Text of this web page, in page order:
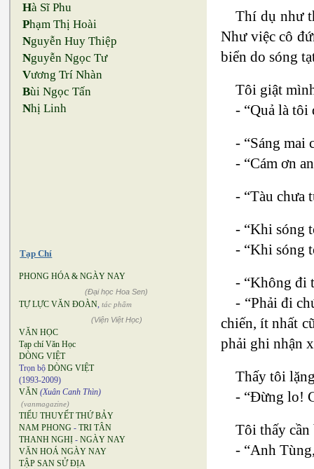
Hà Sĩ Phu
Phạm Thị Hoài
Nguyễn Huy Thiệp
Nguyễn Ngọc Tư
Vương Trí Nhàn
Bùi Ngọc Tấn
Nhị Linh
Tạp Chí
PHONG HÓA & NGÀY NAY
(Đại học Hoa Sen)
TỰ LỰC VĂN ĐOÀN, tác phẩm
(Viện Việt Học)
VĂN HỌC
Tạp chí Văn Học
DÒNG VIỆT
Trọn bộ DÒNG VIỆT
(1993-2009)
VĂN (Xuân Canh Thìn)
(vanmagazine)
TIỂU THUYẾT THỨ BẢY
NAM PHONG - TRI TÂN
THANH NGHỊ - NGÀY NAY
VĂN HOÁ NGÀY NAY
TẬP SAN SỬ ĐỊA
Thí dụ như
Như việc cô
biển do sóng
Tôi giật
- “Quả là tôi
- “Sáng mai
- “Cám ơn
- “Tàu chưa
- “Khi sóng
- “Khi sóng
- “Không đi
- “Phải đi
chiến, ít nhất
phải ghi nhận
Thấy tôi
- “Đừng lo!
Tôi thấy
- “Anh